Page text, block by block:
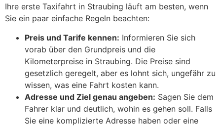
Ihre erste Taxifahrt in Straubing läuft am besten, wenn
Sie ein paar einfache Regeln beachten:
Preis und Tarife kennen: Informieren Sie sich
vorab über den Grundpreis und die
Kilometerpreise in Straubing. Die Preise sind
gesetzlich geregelt, aber es lohnt sich, ungefähr zu
wissen, was eine Fahrt kosten kann.
Adresse und Ziel genau angeben: Sagen Sie dem
Fahrer klar und deutlich, wohin es gehen soll. Falls
Sie eine komplizierte Adresse haben oder eine